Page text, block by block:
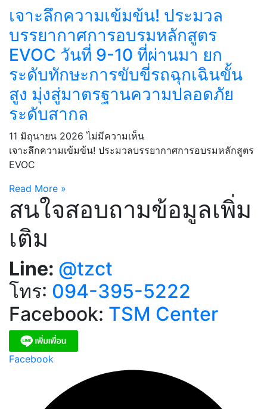
เจาะลึกความเข้มข้น! ประมวล
บรรยากาศการอบรมหลักสูตร
EVOC วันที่ 9-10 ที่ผ่านมา ยก
ระดับทักษะการขับขี่รถฉุกเฉินขั้น
สูง มุ่งสู่มาตรฐานความปลอดภัย
ระดับสากล
11 มิถุนายน 2026ไม่มีความเห็น
เจาะลึกความเข้มข้น! ประมวลบรรยากาศการอบรมหลักสูตร
EVOC
Read More »
สนใจสอบถามข้อมูลเพิ่ม
เติม
Line: @tzct
โทร: 094-395-5222
Facebook: TSM Center
Facebook